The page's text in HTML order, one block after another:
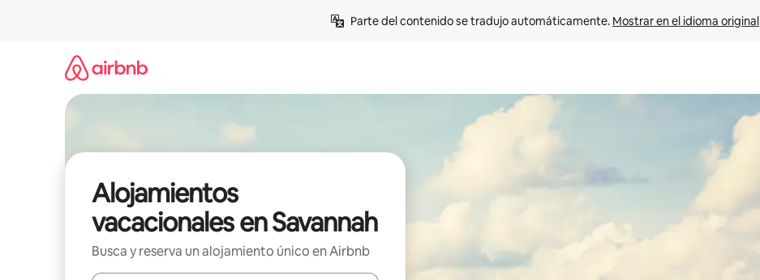
Parte del contenido se tradujo automáticamente. Mostrar en el idioma original
Alojamientos
vacacionales en Savannah
Busca y reserva un alojamiento único en Airbnb